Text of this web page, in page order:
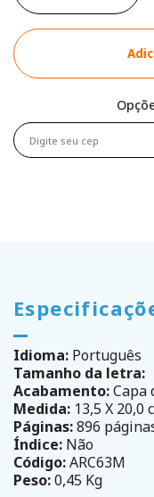
Idioma: Português
Tamanho da letra:
Acabamento:Capa
Medida: 13,5 X 20,0
Páginas:896
Índice: Não
Código:ARC63M
Peso:0,45 Kg